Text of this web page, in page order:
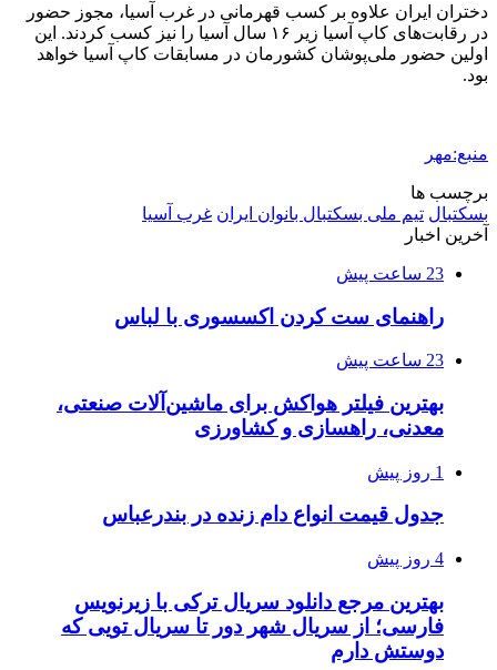
دختران ایران علاوه بر کسب قهرمانی در غرب آسیا، مجوز حضور
در رقابت‌های کاپ آسیا زیر ۱۶ سال آسیا را نیز کسب کردند. این
اولین حضور ملی‌پوشان کشورمان در مسابقات کاپ آسیا خواهد
بود.
منبع:مهر
برچسب ها
بسکتبال تیم ملی بسکتبال بانوان ایران غرب آسیا
آخرین اخبار
23 ساعت پیش
راهنمای ست کردن اکسسوری با لباس
23 ساعت پیش
بهترین فیلتر هواکش برای ماشین‌آلات صنعتی،
معدنی، راهسازی و کشاورزی
1 روز پیش
جدول قیمت انواع دام زنده در بندرعباس
4 روز پیش
بهترین مرجع دانلود سریال ترکی با زیرنویس
فارسی؛ از سریال شهر دور تا سریال تویی که
دوستش دارم